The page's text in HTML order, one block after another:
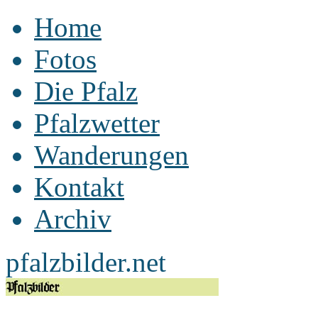
Home
Fotos
Die Pfalz
Pfalzwetter
Wanderungen
Kontakt
Archiv
pfalzbilder.net